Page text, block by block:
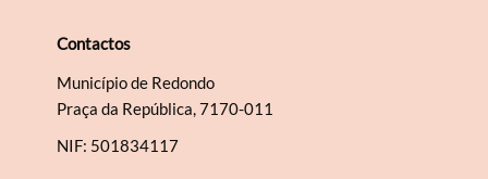
Contactos
Município de Redondo
Praça da República, 7170-011
NIF: 501834117